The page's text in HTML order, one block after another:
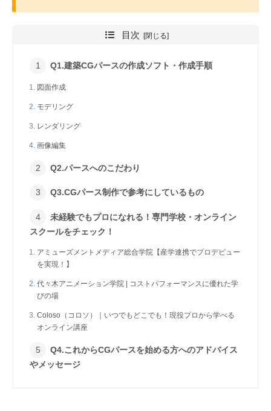
目次
Q1.建築CGパースの作成ソフト・作成手順
図面作成
モデリング
レンダリング
画像編集
Q2.パースへのこだわり
Q3.CGパース制作で参考にしているもの
未経験でもプロになれる！専門学校・オンライン
スクールをチェック！
アミューズメントメディア総合学院【産学連携でプロデビュー
を実現！】
代々木アニメーション学院 | コストパフォーマンスに優れた学
びの場
Coloso（コロソ）｜いつでもどこでも！現役プロから学べる
オンライン講座
Q4.これからCGパースを始める方へのアドバイス
やメッセージ